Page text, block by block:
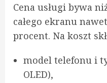
Cena usługi bywa
całego ekranu
procent. Na koszt
model telefonu i
OLED),